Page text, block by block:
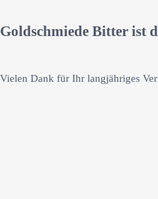
Goldschmiede Bitter ist
Vielen Dank für Ihr langjähriges